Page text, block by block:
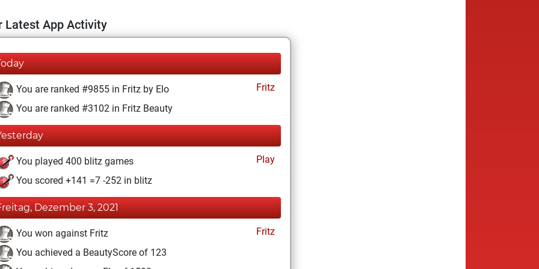
Latest App Activity
You are ranked #9855 in Fritz by Elo
Fritz
You are ranked #3102 in Fritz Beauty
You played 400 blitz games
Play
You scored +141 =7 -252 in blitz
Dezember 3, 2021
You won against Fritz
Fritz
You achieved a BeautyScore of 123